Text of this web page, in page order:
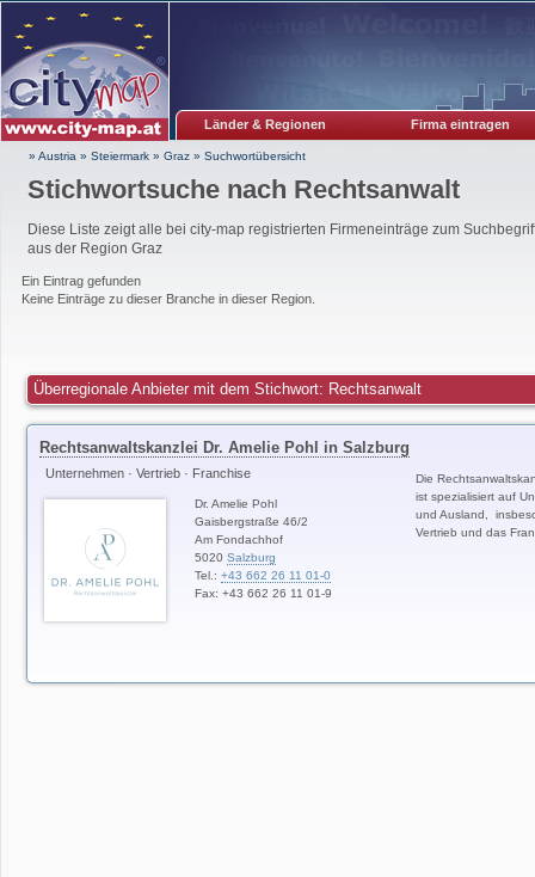
Länder & Regionen Firma eintragen
» Austria » Steiermark » Graz » Suchwortübersicht
Stichwortsuche nach Rechtsanwalt
Diese Liste zeigt alle bei city-map registrierten Firmeneinträge zum
aus der Region Graz
Ein Eintrag gefunden
Keine Einträge zu dieser Branche in dieser Region.
Überregionale Anbieter mit dem Stichwort: Rechtsanwalt
Rechtsanwaltskanzlei Dr. Amelie Pohl in Salzburg
Unternehmen · Vertrieb · Franchise
Dr. Amelie Pohl
Gaisbergstraße 46/2
Am Fondachhof
5020 Salzburg
Tel.: +43 662 26 11 01-0
Fax: +43 662 26 11 01-9
Die
ist spezialisiert auf
und Ausland,
Vertrieb und das